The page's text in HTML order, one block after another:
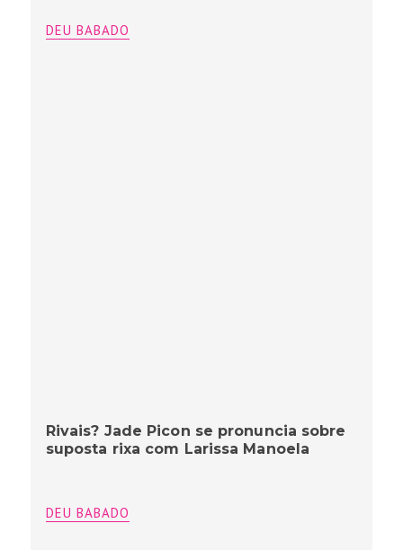
DEU BABADO
Rivais? Jade Picon se pronuncia sobre
suposta rixa com Larissa Manoela
DEU BABADO